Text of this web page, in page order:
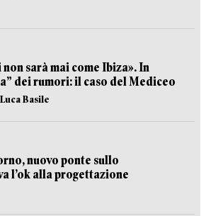
sarà mai come Ibiza». In
dei rumori: il caso del Mediceo
Basile
nuovo ponte sullo
l’ok alla progettazione